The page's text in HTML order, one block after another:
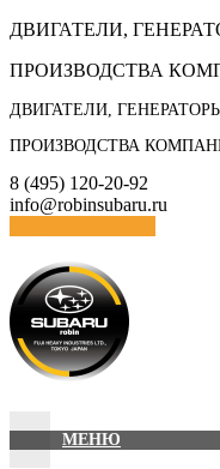
Skip
content
ДВИГАТЕЛИ,
ПРОИЗВОДСТВА
ДВИГАТЕЛИ,
ПРОИЗВОДСТВА
8 (495) 120-20-92
info@robinsubaru.ru
МЕНЮ